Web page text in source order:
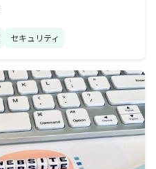
セキュリティ